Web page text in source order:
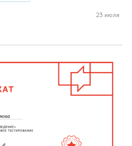
23 июля